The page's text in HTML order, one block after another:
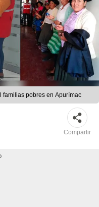
familias pobres en Apurímac
Compartir